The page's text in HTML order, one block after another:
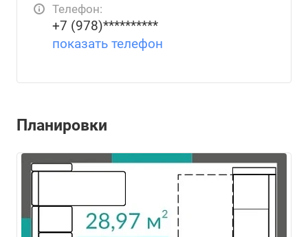
Телефон:
+7 (978)**********
показать телефон
Планировки